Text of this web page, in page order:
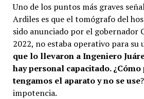
Uno de los puntos más graves
Ardiles es que el tomógrafo del
sido anunciado por el gobernador
2022, no estaba operativo para su
que lo llevaron a Ingeniero
hay personal capacitado. ¿Cómo
tengamos el aparato y no se use
impotencia.